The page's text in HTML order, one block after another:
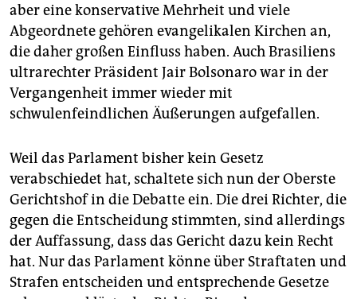
aber eine konservative Mehrheit und viele
Abgeordnete gehören evangelikalen Kirchen an,
die daher großen Einfluss haben. Auch Brasiliens
ultrarechter Präsident Jair Bolsonaro war in der
Vergangenheit immer wieder mit
schwulenfeindlichen Äußerungen aufgefallen.
Weil das Parlament bisher kein Gesetz
verabschiedet hat, schaltete sich nun der Oberste
Gerichtshof in die Debatte ein. Die drei Richter, die
gegen die Entscheidung stimmten, sind allerdings
der Auffassung, dass das Gericht dazu kein Recht
hat. Nur das Parlament könne über Straftaten und
Strafen entscheiden und entsprechende Gesetze